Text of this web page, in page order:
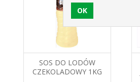
SOS DO LODÓW
CZEKOLADOWY 1KG